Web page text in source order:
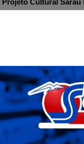
Projeto Cultural